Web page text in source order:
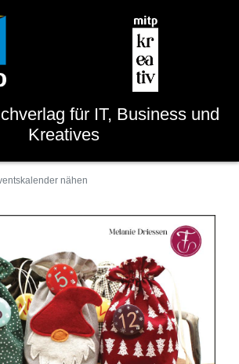
für IT, Business und
Kreatives
nähen